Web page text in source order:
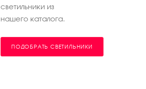
светильники из
нашего каталога.
ПОДОБРАТЬ СВЕТИЛЬНИКИ